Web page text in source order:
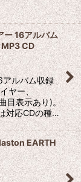
ー 16アルバム
CD
アルバム収録
ヤー、
目表示あり)。
対応CDの種…
EARTH